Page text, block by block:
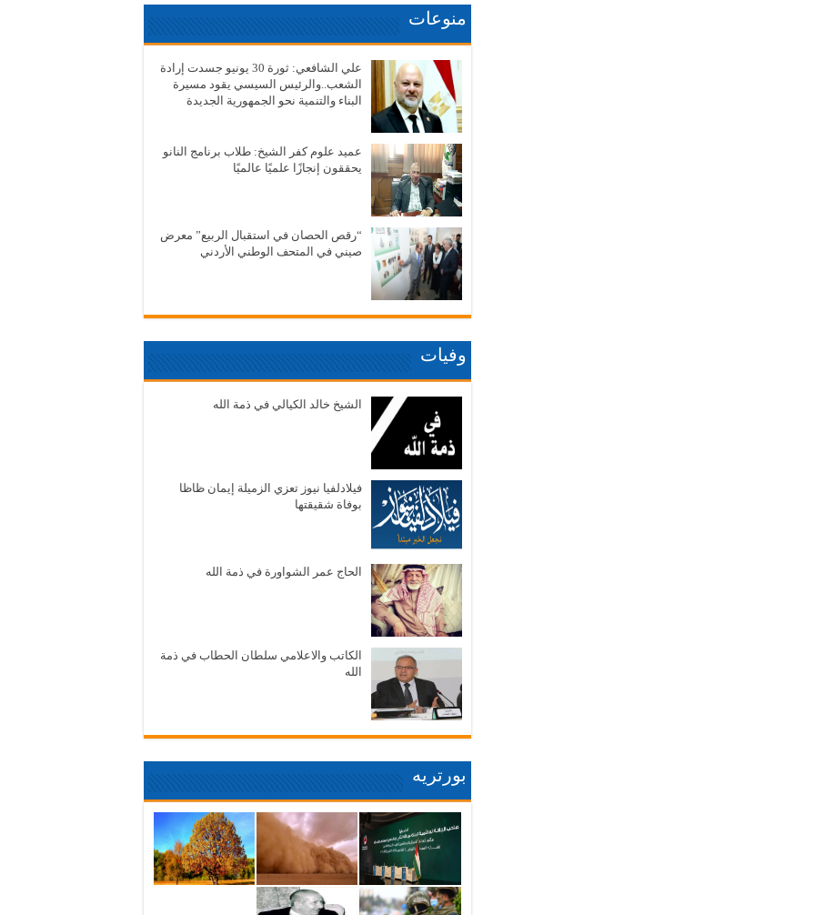
منوعات
علي الشافعي: ثورة 30 يونيو جسدت إرادة
الشعب..والرئيس السيسي يقود مسيرة
البناء والتنمية نحو الجمهورية الجديدة
عميد علوم كفر الشيخ: طلاب برنامج النانو
يحققون إنجازًا علميًا عالميًا
“رقص الحصان في استقبال الربيع” معرض
صيني في المتحف الوطني الأردني
وفيات
الشيخ خالد الكيالي في ذمة الله
فيلادلفيا نيوز تعزي الزميلة إيمان ظاظا
بوفاة شقيقتها
الحاج عمر الشواورة في ذمة الله
الكاتب والاعلامي سلطان الحطاب في ذمة
الله
بورتريه